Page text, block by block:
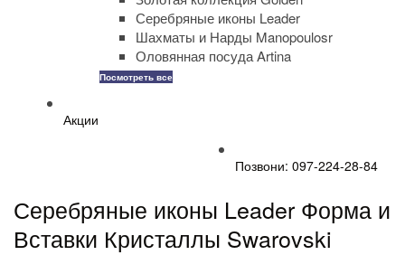
Серебряные иконы Leader
Шахматы и Нарды Manopoulosr
Оловянная посуда Artina
Посмотреть все
Акции
Позвони: 097-224-28-84
Серебряные иконы Leader Форма и
Вставки Кристаллы Swarovski